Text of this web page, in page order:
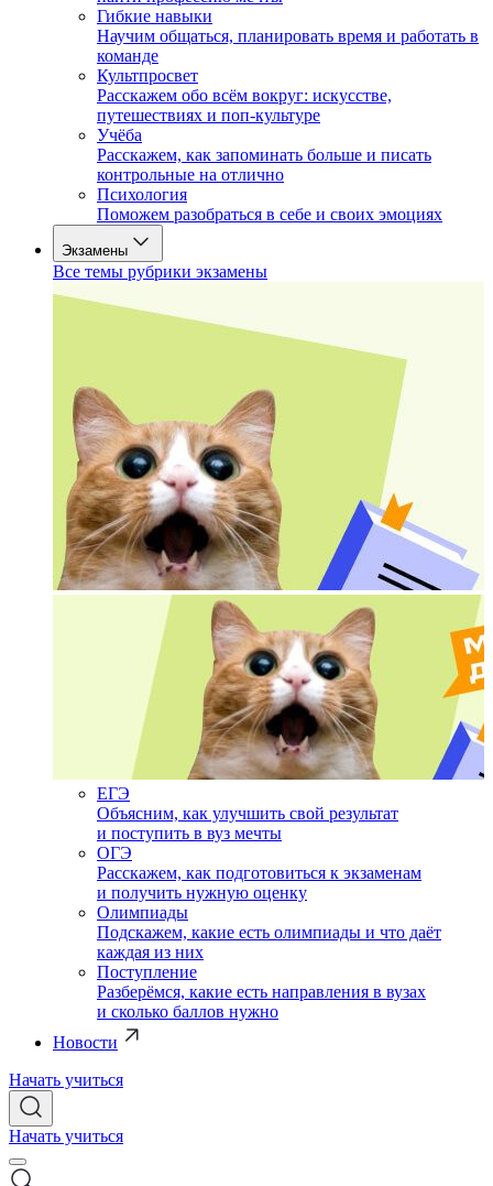
Гибкие навыки
Научим общаться, планировать время и работать в
команде
Культпросвет
Расскажем обо всём вокруг: искусстве,
путешествиях и поп-культуре
Учёба
Расскажем, как запоминать больше и писать
контрольные на отлично
Психология
Поможем разобраться в себе и своих эмоциях
Экзамены
Все темы рубрики экзамены
ЕГЭ
Объясним, как улучшить свой результат
и поступить в вуз мечты
ОГЭ
Расскажем, как подготовиться к экзаменам
и получить нужную оценку
Олимпиады
Подскажем, какие есть олимпиады и что даёт
каждая из них
Поступление
Разберёмся, какие есть направления в вузах
и сколько баллов нужно
Новости
Начать учиться
Начать учиться